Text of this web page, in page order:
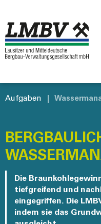
Aufgaben
Die
tiefgreifend und
eingegriffen. Die
indem sie das